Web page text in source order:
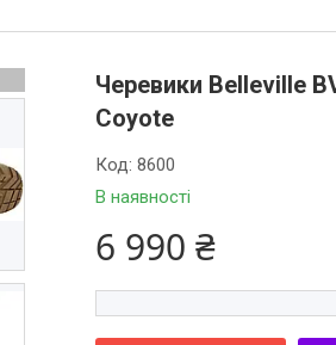
Черевики Belleville
Coyote
В наявності
Код:8600
6 990 ₴